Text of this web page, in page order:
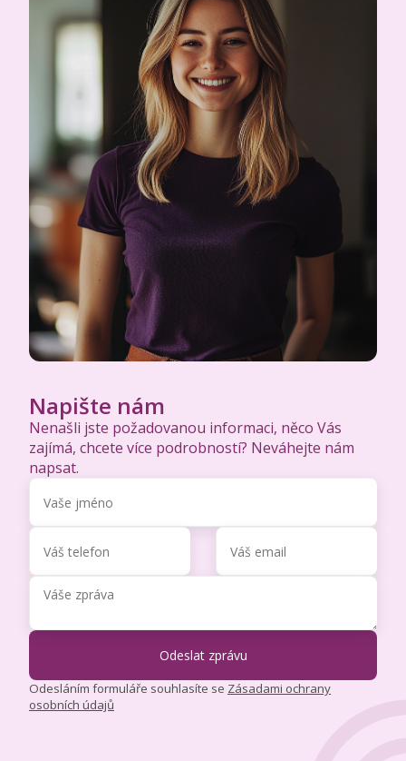
Napište nám
Nenašli jste požadovanou informaci, něco Vás
zajímá, chcete více podrobností? Neváhejte nám
napsat.
Odesláním formuláře souhlasíte se Zásadami ochrany
osobních údajů